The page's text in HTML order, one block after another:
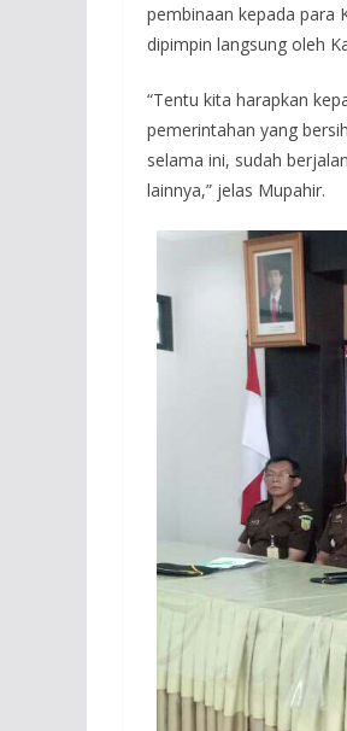
pembinaan kepada para
dipimpin langsung oleh
“Tentu kita harapkan
pemerintahan yang
selama ini, sudah
lainnya,” jelas Mupahir.